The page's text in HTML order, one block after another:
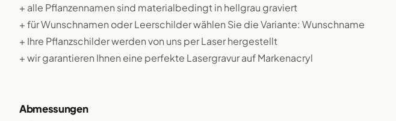
+ alle Pflanzennamen sind materialbedingt in hellgrau graviert
+ für Wunschnamen oder Leerschilder wählen Sie die Variante: Wunschname
+ Ihre Pflanzschilder werden von uns per Laser hergestellt
+ wir garantieren Ihnen eine perfekte Lasergravur auf Markenacryl
Abmessungen